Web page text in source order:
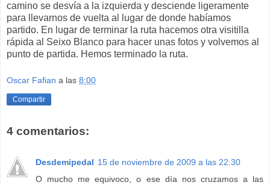
camino se desvía a la izquierda y desciende ligeramente
para llevarnos de vuelta al lugar de donde habíamos
partido. En lugar de terminar la ruta hacemos otra visitilla
rápida al Seixo Blanco para hacer unas fotos y volvemos al
punto de partida. Hemos terminado la ruta.
Oscar Fafian a las 8:00
Compartir
4 comentarios:
Desdemipedal 15 de noviembre de 2009 a las 22:30
O mucho me equivoco, o ese día nos cruzamos a las